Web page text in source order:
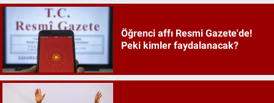
Öğrenci affı Resmi Gazete'de!
Peki kimler faydalanacak?